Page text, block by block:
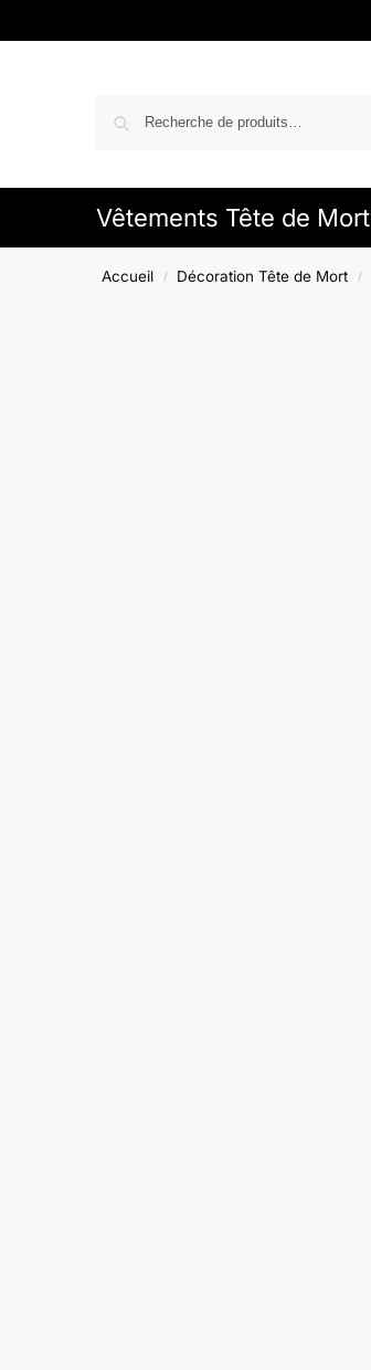
Vêtements Tête de Mort
Accueil / Décoration Tête de Mort /